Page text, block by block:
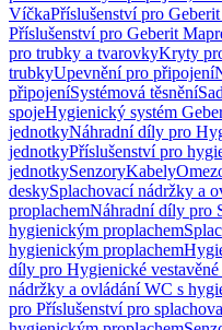
VíčkaPříslušenství pro
Příslušenství pro Geberit
pro trubky a tvarovkyKryty
trubkyUpevnění pro připojení
připojeníSystémová těsnění
spojeHygienický systém
jednotkyNáhradní díly pro
jednotkyPříslušenství pro
jednotkySenzoryKabely
deskySplachovací nádržky a
proplachemNáhradní díly pro
hygienickým proplachem
hygienickým proplachem
díly pro Hygienické
nádržky a ovládání WC s
pro Příslušenství pro